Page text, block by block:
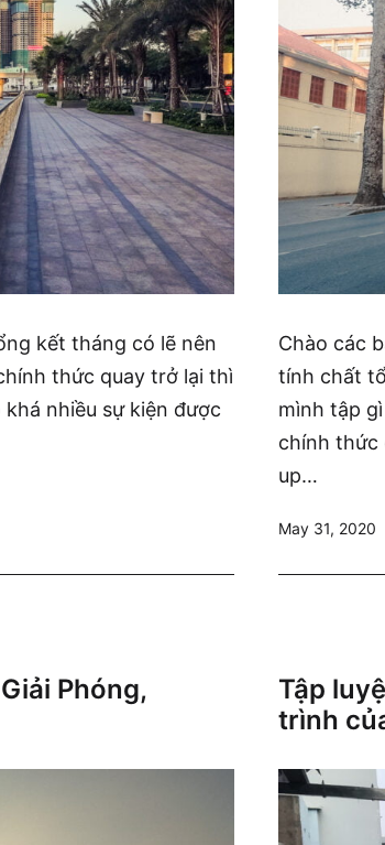
kết tháng có lẽ nên
thức quay trở lại thì
nhiều sự kiện được
Chào các
tính chất
mình tập
chính thức
up…
Published
May 31, 2020
Phóng,
Tập
trình